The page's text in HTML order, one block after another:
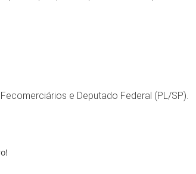
e Deputado Federal (PL/SP).